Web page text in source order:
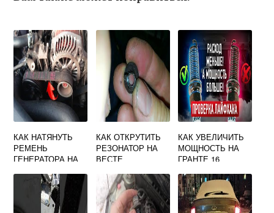
КАК НАТЯНУТЬ
РЕМЕНЬ
ГЕНЕРАТОРА НА
КАК ОТКРУТИТЬ
РЕЗОНАТОР НА
ВЕСТЕ
КАК УВЕЛИЧИТЬ
МОЩНОСТЬ НА
ГРАНТЕ 16